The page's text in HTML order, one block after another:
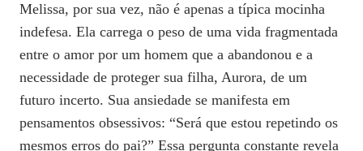
Melissa, por sua vez, não é apenas a típica mocinha
indefesa. Ela carrega o peso de uma vida fragmentada
entre o amor por um homem que a abandonou e a
necessidade de proteger sua filha, Aurora, de um
futuro incerto. Sua ansiedade se manifesta em
pensamentos obsessivos: “Será que estou repetindo os
mesmos erros do pai?” Essa pergunta constante revela